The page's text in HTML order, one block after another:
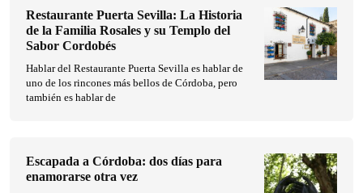
Restaurante Puerta Sevilla: La Historia
de la Familia Rosales y su Templo del
Sabor Cordobés
Hablar del Restaurante Puerta Sevilla es hablar de
uno de los rincones más bellos de Córdoba, pero
también es hablar de
Escapada a Córdoba: dos días para
enamorarse otra vez